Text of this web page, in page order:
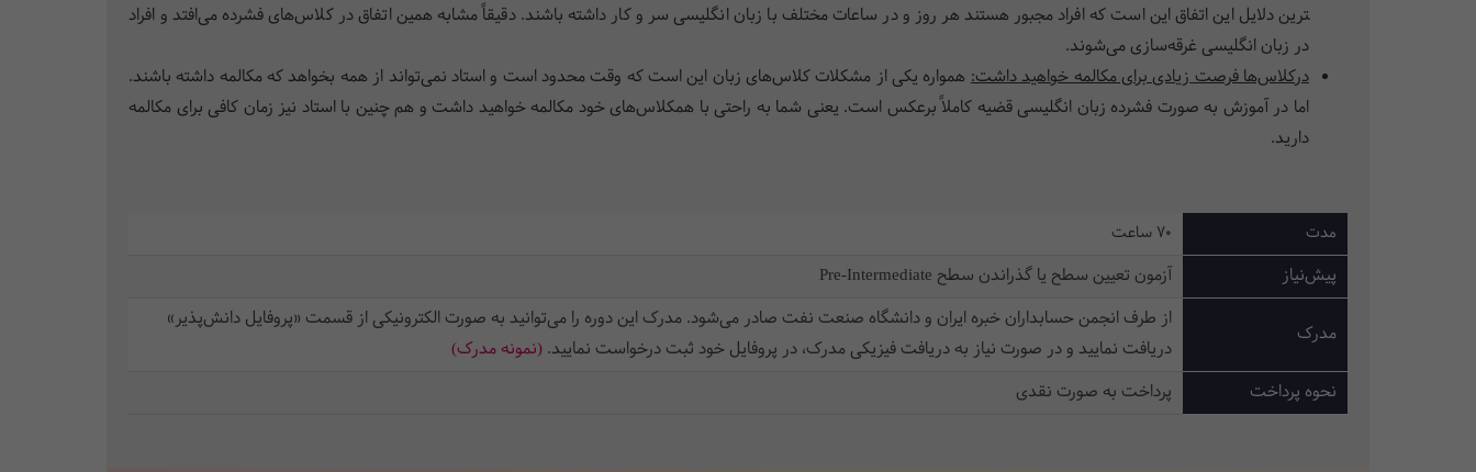
ترین دلایل این اتفاق این است که افراد مجبور هستند هر روز و در ساعات مختلف با زبان انگلیسی سر و کار داشته باشند. دقیقاً مشابه همین اتفاق در کلاس‌های ‌فشرده می‌افتد و افراد
در زبان انگلیسی غرقه­‌سازی می‌شوند.
درکلاس‌ها فرصت زیادی برای مکالمه خواهید داشت: همواره یکی از مشکلات کلاس‌های زبان این است که وقت محدود است و استاد نمی‌تواند از همه بخواهد که مکالمه داشته باشند.
اما در آموزش به صورت ‌فشرده زبان انگلیسی قضیه کاملاً برعکس است. یعنی شما به راحتی با همکلاس‌های خود مکالمه خواهید داشت و هم چنین با استاد نیز زمان کافی برای مکالمه
دارید.
مدت 70 ساعت
پیش‌نیاز آزمون تعیین سطح یا گذراندن سطح Pre-Intermediate
مدرک
از طرف انجمن حسابداران خبره ایران و دانشگاه صنعت نفت صادر می‌شود. مدرک این دوره را می‌توانید به صورت الکترونیکی از قسمت «پروفایل دانش‌پذیر»
دریافت نمایید و در صورت نیاز به دریافت فیزیکی مدرک، در پروفایل خود ثبت‌ درخواست نمایید. (نمونه مدرک)
نحوه پرداخت
پرداخت به صورت نقدی